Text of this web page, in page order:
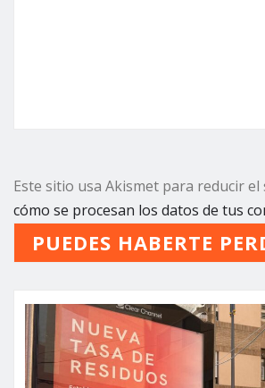
Este sitio usa Akismet para reducir el
cómo se procesan los datos de tus
PUEDES HABERTE